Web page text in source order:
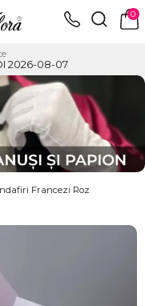
0
2026-08-07
Francezi Roz